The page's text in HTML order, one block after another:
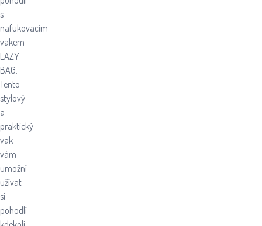
s
nafukovacím
vakem
LAZY
BAG.
Tento
stylový
a
praktický
vak
vám
umožní
užívat
si
pohodlí